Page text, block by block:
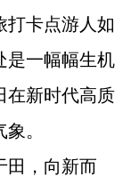
打卡点游人如
一幅幅生机
在新时代高质
。
田，向新而